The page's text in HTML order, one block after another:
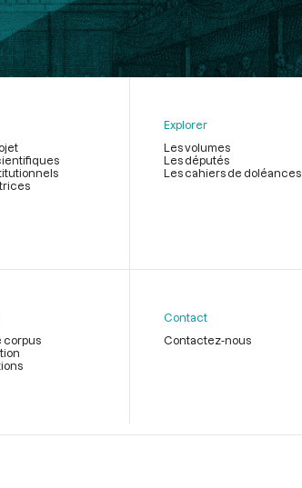
Explorer
Les volumes
Les députés
Les cahiers de doléances
corpus
Contact
Contactez-nous